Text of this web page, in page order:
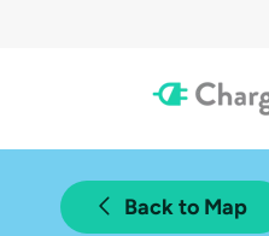
Back to Map